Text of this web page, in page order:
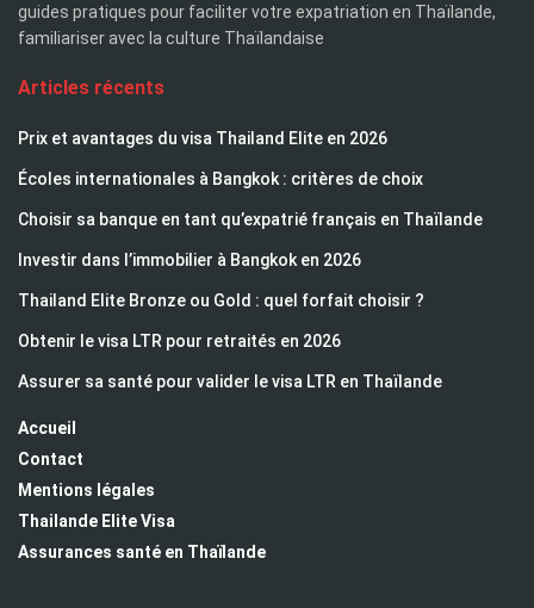
guides pratiques pour faciliter votre expatriation en Thaïlande,
familiariser avec la culture Thaïlandaise
Articles récents
Prix et avantages du visa Thailand Elite en 2026
Écoles internationales à Bangkok : critères de choix
Choisir sa banque en tant qu’expatrié français en Thaïlande
Investir dans l’immobilier à Bangkok en 2026
Thailand Elite Bronze ou Gold : quel forfait choisir ?
Obtenir le visa LTR pour retraités en 2026
Assurer sa santé pour valider le visa LTR en Thaïlande
Accueil
Contact
Mentions légales
Thailande Elite Visa
Assurances santé en Thaïlande